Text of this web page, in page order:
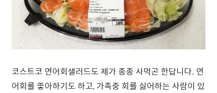
코스트코 연어회샐러드도 제가 종종 사먹곤 한답니다. 연
어회를 좋아하기도 하고, 가족중 회를 싫어하는 사람이 있